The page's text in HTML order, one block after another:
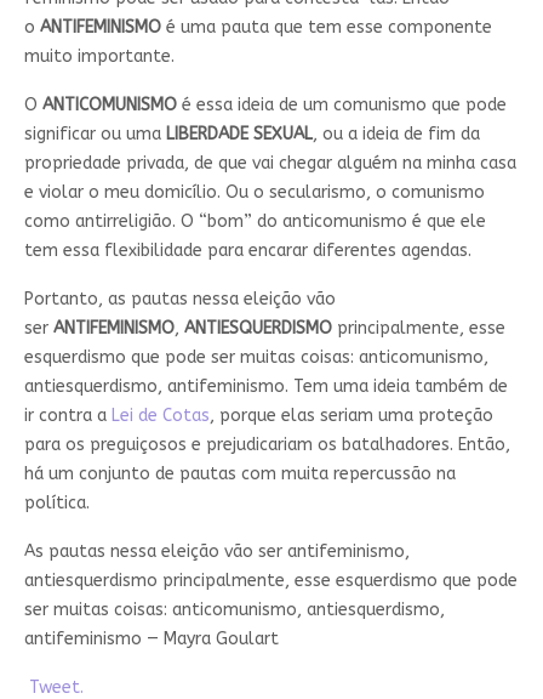
o ANTIFEMINISMOé uma pauta que tem esse componente
muito importante.
O ANTICOMUNISMOé essa ideia de um comunismo que pode
significar ou uma LIBERDADE SEXUAL, ou a ideia de fim da
propriedade privada, de que vai chegar alguém na minha casa
e violar o meu domicílio. Ou o secularismo, o comunismo
como antirreligião. O “bom” do anticomunismo é que ele
tem essa flexibilidade para encarar diferentes agendas.
Portanto, as pautas nessa eleição vão
ser ANTIFEMINISMO, ANTIESQUERDISMOprincipalmente, esse
esquerdismo que pode ser muitas coisas: anticomunismo,
antiesquerdismo, antifeminismo. Tem uma ideia também de
ir contra a Lei de Cotas, porque elas seriam uma proteção
para os preguiçosos e prejudicariam os batalhadores. Então,
há um conjunto de pautas com muita repercussão na
política.
As pautas nessa eleição vão ser antifeminismo,
antiesquerdismo principalmente, esse esquerdismo que pode
ser muitas coisas: anticomunismo, antiesquerdismo,
antifeminismo — Mayra Goulart
Tweet.